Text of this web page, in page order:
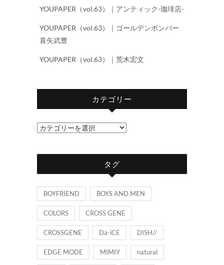
YOUPAPER（vol.63）｜アンティック-珈琲店-
YOUPAPER（vol.63）｜ゴールデンボンバー
喜矢武豊
YOUPAPER（vol.63）｜荒木宏文
カテゴリー
カ
ゴ
タグ
BOYFRIEND BOYS AND MEN
COLORS CROSS GENE
CROSSGENE Da-iCE DISH//
EDGE MODE MIMIY natural